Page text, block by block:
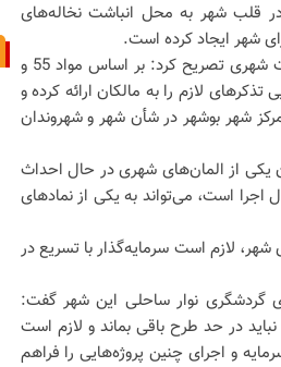
قلب شهر به محل انباشت نخاله‌های
شهر ایجاد کرده است.
نایب رئیس شورای اسلامی شهر بوشهر با اشاره به تکالیف قانونی مدیریت شهری تصریح کرد: بر اساس مواد 55 و
لازم را به مالکان ارائه کرده و
شهر بوشهر در شأن شهر و شهروندان
یکی از المان‌های شهری در حال احداث
اجرا است، می‌تواند به یکی از نمادهای
لازم است سرمایه‌گذار با تسریع در
گردشگری نوار ساحلی این شهر گفت:
در حد طرح باقی بماند و لازم است
و اجرای چنین پروژه‌هایی را فراهم